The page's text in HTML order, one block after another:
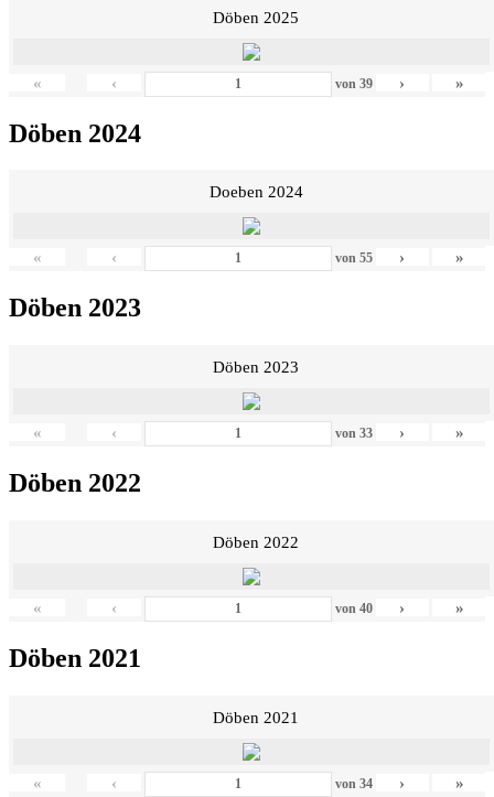
Döben 2025
« ‹ von 39 › »
Döben 2024
Doeben 2024
« ‹ von 55 › »
Döben 2023
Döben 2023
« ‹ von 33 › »
Döben 2022
Döben 2022
« ‹ von 40 › »
Döben 2021
Döben 2021
« ‹ von 34 › »